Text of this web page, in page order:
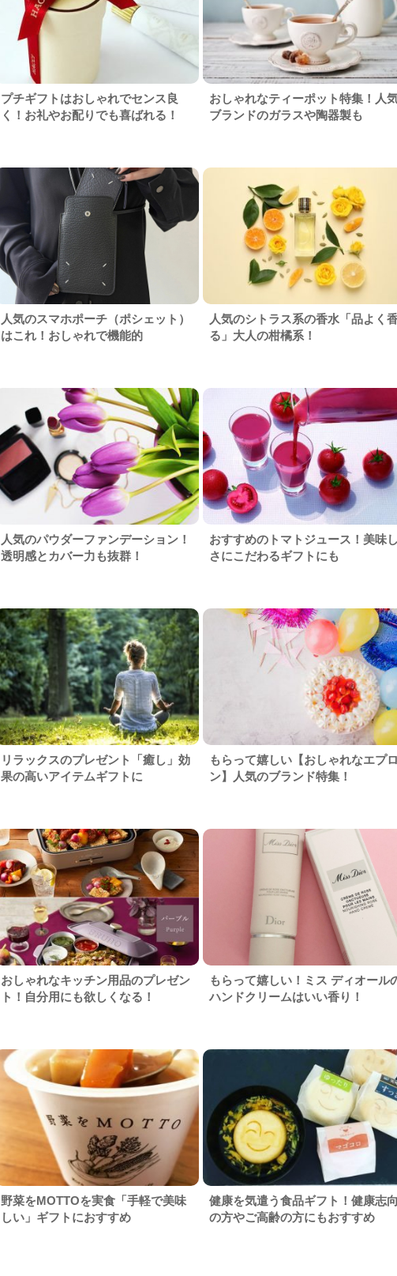
プチギフトはおしゃれでセンス良
く！お礼やお配りでも喜ばれる！
おしゃれなティーポット特集！人
ブランドのガラスや陶器製も
人気のスマホポーチ（ポシェット）
はこれ！おしゃれで機能的
人気のシトラス系の香水「品よく
る」大人の柑橘系！
人気のパウダーファンデーション！
透明感とカバー力も抜群！
おすすめのトマトジュース！美味
さにこだわるギフトにも
リラックスのプレゼント「癒し」効
果の高いアイテムギフトに
もらって嬉しい【おしゃれなエプ
ン】人気のブランド特集！
おしゃれなキッチン用品のプレゼン
ト！自分用にも欲しくなる！
もらって嬉しい！ミス ディオール
ハンドクリームはいい香り！
野菜をMOTTOを実食「手軽で美味
しい」ギフトにおすすめ
健康を気遣う食品ギフト！健康志
の方やご高齢の方にもおすすめ